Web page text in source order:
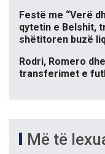
Festë me “Verë
qytetin e Belshit,
shëtitoren buzë
Rodri, Romero
transferimet e
Më të